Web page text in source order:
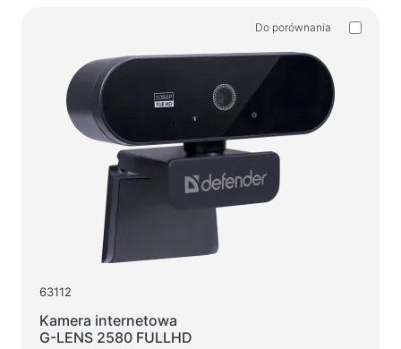
Do porównania
63112
Kamera internetowa
G-LENS 2580 FULLHD